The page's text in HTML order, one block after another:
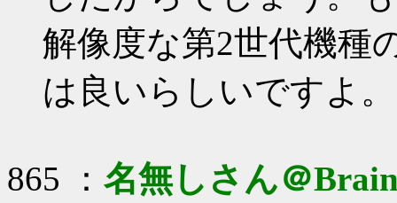
解像度な第2世代機種
は良いらしいですよ。
865 ： 名無しさん＠